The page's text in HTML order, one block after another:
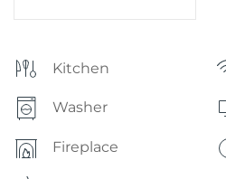
Kitchen
Washer
Fireplace